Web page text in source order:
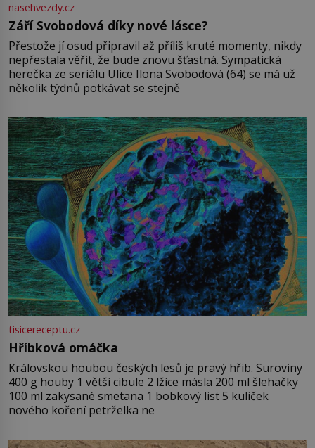
nasehvezdy.cz
Září Svobodová díky nové lásce?
Přestože jí osud připravil až příliš kruté momenty, nikdy
nepřestala věřit, že bude znovu šťastná. Sympatická
herečka ze seriálu Ulice Ilona Svobodová (64) se má už
několik týdnů potkávat se stejně
tisicereceptu.cz
Hříbková omáčka
Královskou houbou českých lesů je pravý hřib. Suroviny
400 g houby 1 větší cibule 2 lžíce másla 200 ml šlehačky
100 ml zakysané smetana 1 bobkový list 5 kuliček
nového koření petrželka ne